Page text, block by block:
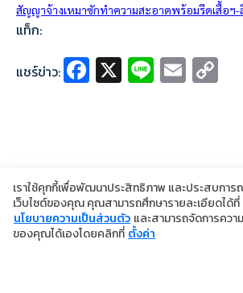
สัญญาจ้างเหมาซักทำความสะอาดพร้อมรีดเสื้อฯ-
แท็ก:
แชร์ข่าว: Fa
ce
o
k
X Li
n
E
m
n
k
©2024 Copyright Institute of
นโยบายการคุ้มครองข้อมูลส่วนบุ
ผู้เข้าช
เราใช้คุกกี้เพื่อพัฒนาประสิทธิภาพ และประสบการ
เว็บไซต์ของคุณ คุณสามารถศึกษารายละเอียดได้ที่
นโยบายความเป็นส่วนตัว และสามารถจัดการควา
ของคุณได้เองโดยคลิกที่ ตั้งค่า